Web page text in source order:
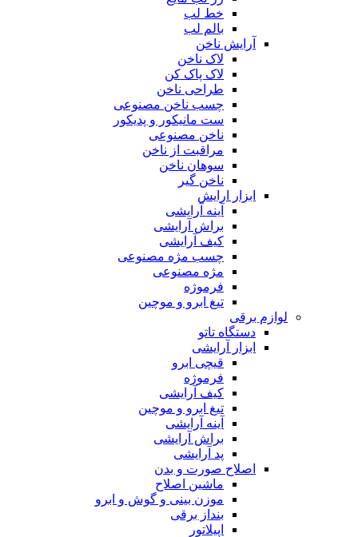
خط لب
بالم لب
آرایش ناخن
لاک ناخن
لاک پاک کن
طراحی ناخن
چسب ناخن مصنوعی
ست مانیکور و پدیکور
ناخن مصنوعی
مراقبت از ناخن
سوهان ناخن
ناخن گیر
ابزار ارایش
آینه آرایشی
براش آرایشی
کیف آرایشی
چسب مژه مصنوعی
مژه مصنوعی
فرموژه
تیغ ابرو و موچین
لوازم برقی
دستگاه تاتو
ابزار آرایشی
قیچی ابرو
فرموژه
کیف آرایشی
تیغ ابرو و موچین
آینه آرایشی
براش آرایشی
پد آرایشی
اصلاح صورت و بدن
ماشین اصلاح
موزن بینی و گوش و ابرو
بنداز برقی
اپیلاتور